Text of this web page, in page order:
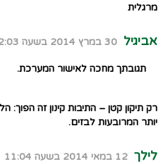
מרגלית
אביגיל 30 במרץ 2014 בשעה 2:03
תגובתך מחכה לאישור המערכת.
רק תיקון קטן – התיבות קינון זה הפוך:
יותר המרובעות לבזים.
לילך 12 במאי 2014 בשעה 11:04